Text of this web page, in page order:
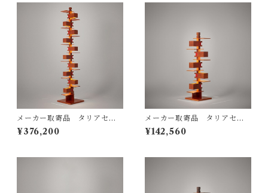
メーカー取寄品 タリアセン
TALIESIN® 2 322S7263
（旧型番S2309） / フランク
¥376,200
メーカー取寄品 タリアセン
TALIESIN3 チェリー 型番32
2S2311 / Frank Lloyd Wrigh
¥142,560